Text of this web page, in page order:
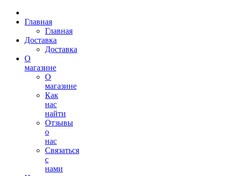
Главная
Главная
Доставка
Доставка
О
магазине
О
магазине
Как
нас
найти
Отзывы
о
нас
Связаться
с
нами